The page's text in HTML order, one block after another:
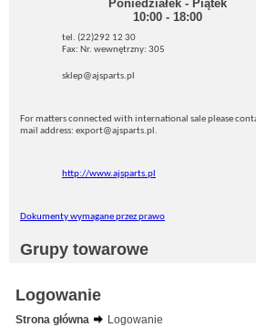
Poniedziałek - Piątek
10:00 - 18:00
tel. (22)292 12 30
Fax: Nr. wewnętrzny: 305
sklep@ajsparts.pl
For matters connected with international sale please
mail address: export@ajsparts.pl.
http://www.ajsparts.pl
Dokumenty wymagane przez prawo
Grupy towarowe
Logowanie
Strona główna
Logowanie